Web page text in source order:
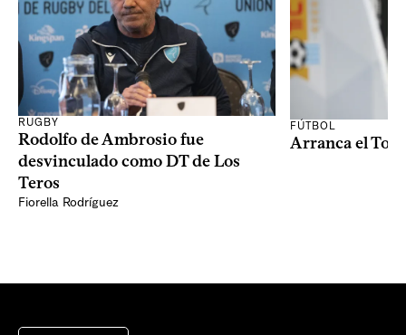
RUGBY
Rodolfo de Ambrosio fue
desvinculado como DT de Los
Teros
Fiorella Rodríguez
FÚTBOL
Arranca el